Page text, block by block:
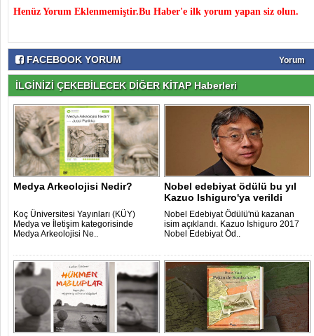
Henüz Yorum Eklenmemiştir.Bu Haber'e ilk yorum yapan siz olun.
FACEBOOK YORUM Yorum
İLGİNİZİ ÇEKEBİLECEK DİĞER KİTAP Haberleri
Medya Arkeolojisi Nedir?
Koç Üniversitesi Yayınları (KÜY)
Medya ve İletişim kategorisinde
Medya Arkeolojisi Ne..
Nobel edebiyat ödülü bu yıl
Kazuo Ishiguro'ya verildi
Nobel Edebiyat Ödülü'nü kazanan
isim açıklandı. Kazuo Ishiguro 2017
Nobel Edebiyat Öd..